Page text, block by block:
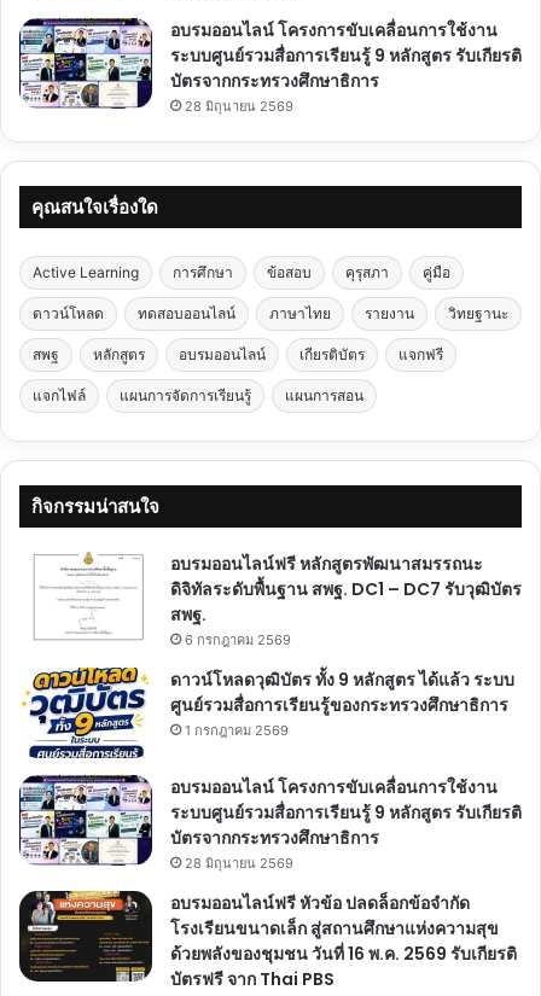
อบรมออนไลน์ โครงการขับเคลื่อนการใช้งาน
ระบบศูนย์รวมสื่อการเรียนรู้ 9 หลักสูตร รับเกียรติ
บัตรจากกระทรวงศึกษาธิการ
28 มิถุนายน 2569
คุณสนใจเรื่องใด
Active Learning การศึกษา ข้อสอบ คุรุสภา คู่มือ
ดาวน์โหลด ทดสอบออนไลน์ ภาษาไทย รายงาน วิทยฐานะ
สพฐ หลักสูตร อบรมออนไลน์ เกียรติบัตร แจกฟรี
แจกไฟล์ แผนการจัดการเรียนรู้ แผนการสอน
กิจกรรมน่าสนใจ
อบรมออนไลน์ฟรี หลักสูตรพัฒนาสมรรถนะ
ดิจิทัลระดับพื้นฐาน สพฐ. DC1 – DC7 รับวุฒิบัตร
สพฐ.
6 กรกฎาคม 2569
ดาวน์โหลดวุฒิบัตร ทั้ง 9 หลักสูตร ได้แล้ว ระบบ
ศูนย์รวมสื่อการเรียนรู้ของกระทรวงศึกษาธิการ
1 กรกฎาคม 2569
อบรมออนไลน์ โครงการขับเคลื่อนการใช้งาน
ระบบศูนย์รวมสื่อการเรียนรู้ 9 หลักสูตร รับเกียรติ
บัตรจากกระทรวงศึกษาธิการ
28 มิถุนายน 2569
อบรมออนไลน์ฟรี หัวข้อ ปลดล็อกข้อจำกัด
โรงเรียนขนาดเล็ก สู่สถานศึกษาแห่งความสุข
ด้วยพลังของชุมชน วันที่ 16 พ.ค. 2569 รับเกียรติ
บัตรฟรี จาก Thai PBS